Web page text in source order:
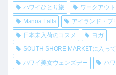
ハワイひとり旅
ワークアウト
Manoa Falls
アイランド・ブ
日本未入荷のコスメ
ヨガ
SOUTH SHORE MARKETに入っ
ハワイ美女ウェンズデー
ハ